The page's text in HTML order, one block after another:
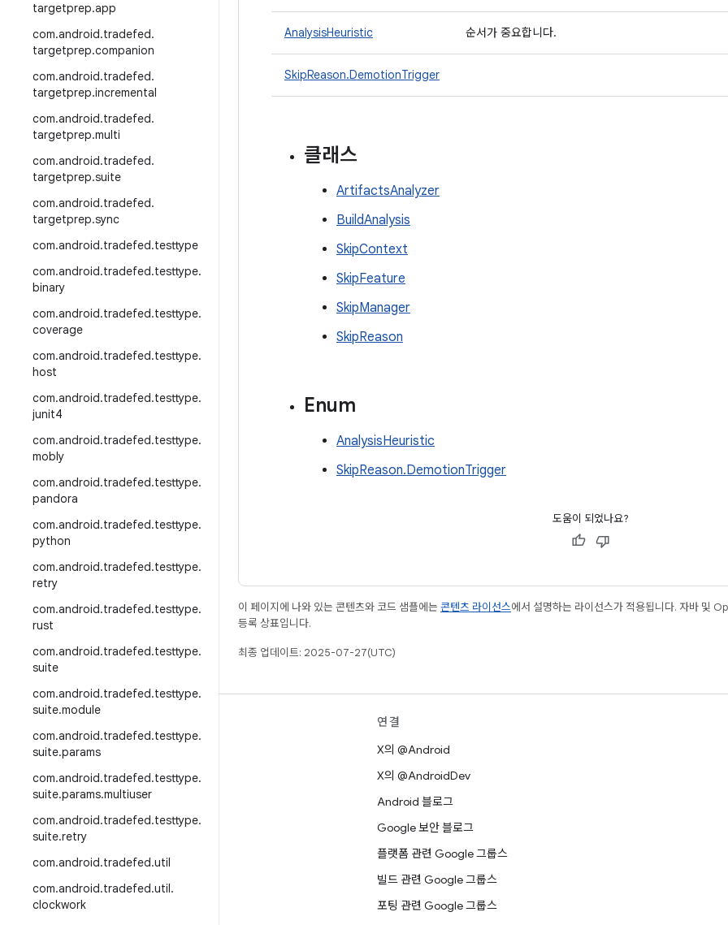
targetprep.app
com.android.tradefed.
targetprep.companion
com.android.tradefed.
targetprep.incremental
com.android.tradefed.
targetprep.multi
com.android.tradefed.
targetprep.suite
com.android.tradefed.
targetprep.sync
com.android.tradefed.testtype
com.android.tradefed.testtype.
binary
com.android.tradefed.testtype.
coverage
com.android.tradefed.testtype.
host
com.android.tradefed.testtype.
junit4
com.android.tradefed.testtype.
mobly
com.android.tradefed.testtype.
pandora
com.android.tradefed.testtype.
python
com.android.tradefed.testtype.
retry
com.android.tradefed.testtype.
rust
com.android.tradefed.testtype.
suite
com.android.tradefed.testtype.
suite.module
com.android.tradefed.testtype.
suite.params
com.android.tradefed.testtype.
suite.params.multiuser
com.android.tradefed.testtype.
suite.retry
com.android.tradefed.util
com.android.tradefed.util.
clockwork
AnalysisHeuristic 순서가 중요합니다.
SkipReason.DemotionTrigger
클래스
ArtifactsAnalyzer
BuildAnalysis
SkipContext
SkipFeature
SkipManager
SkipReason
Enum
AnalysisHeuristic
SkipReason.DemotionTrigger
도움이 되었나요?
이 페이지에 나와 있는 콘텐츠와 코드 샘플에는 콘텐츠 라이선스에서 설명하는 라이선스가 적용됩니다. 자바 및
등록 상표입니다.
최종 업데이트: 2025-07-27(UTC)
Android 저장소
요구사항
다운로드
바이너리 미리보기
연결
X의 @Android
X의 @AndroidDev
Android 블로그
Google 보안 블로그
플랫폼 관련 Google 그룹스
빌드 관련 Google 그룹스
포팅 관련 Google 그룹스